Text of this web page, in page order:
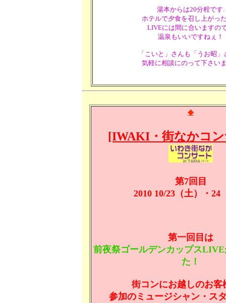
湯本からは20分程です.
ホテルで夕食を召し上がっ
LIVEには間に合いますの
温泉もいいですねぇ！
「こいと」さんも「うお昭」
気軽に相談にのって下さい
◆
[IWAKI・街なかコ
第7回目
2010 10/23（土）・24
第一回目は
前夜祭ゴールデンカップス
た！
街コンにお越しのお客
参加のミュージシャン・ス